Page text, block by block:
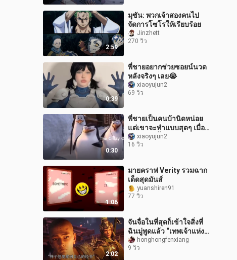
2:59
มุซัน: พวกเจ้าสองคนไป
จัดการโซโรให้เรียบร้อย
Jinzhett
270 วิว
0:39
พี่ชายอยากช่วยซอยน์นวด
หลังจริงๆ เลย😭
xiaoyujun2
69 วิว
0:30
พี่ชายเป็นคนบ้านิดหน่อย
แต่เขาจะทำแบบสุดๆ เมื่อมี
อะไรเกิดขึ้น
xiaoyujun2
16 วิว
1:06
มายคราฟ Verity รวมฉาก
เด็ดสุดมันส์
yuanshiren91
77 วิว
2:02
จันจื่อในที่สุดก็เข้าใจสิ่งที่
ฉินมู่พูดแล้ว “เทพเจ้าแห่ง
ป่า”honghongfenxiang
9 วิว